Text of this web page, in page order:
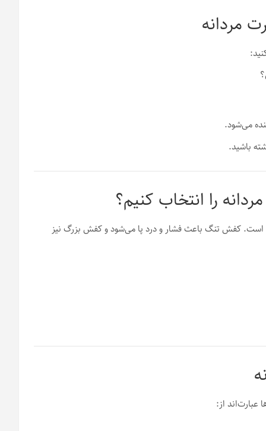
می‌شود.
باشید.
است. کفش تنگ باعث فشار و درد پا می‌شود و کفش بزرگ نیز
عبارت‌اند از: